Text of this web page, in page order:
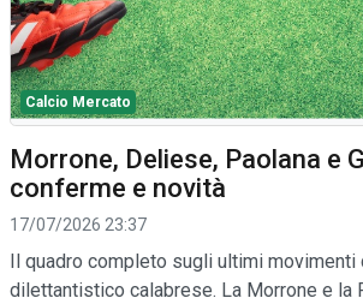
Calcio Mercato
Morrone, Deliese, Paolana e
conferme e novità
17/07/2026 23:37
Il quadro completo sugli ultimi movimenti
dilettantistico calabrese. La Morrone e la